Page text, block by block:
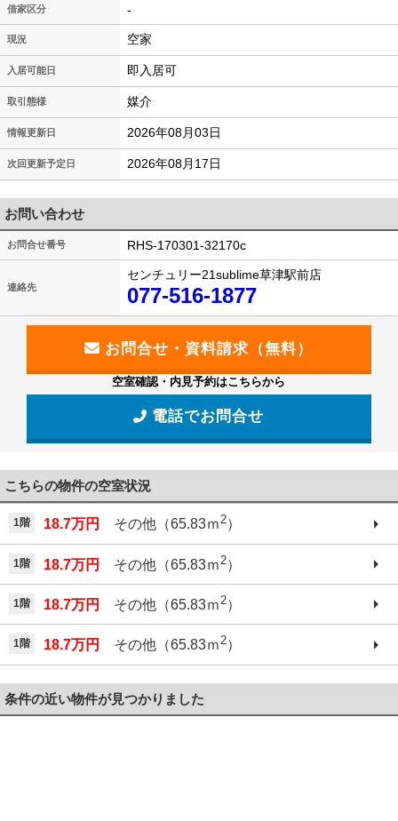
借家区分 -
現況 空家
入居可能日 即入居可
取引態様 媒介
情報更新日 2026年08月03日
次回更新予定日 2026年08月17日
お問い合わせ
お問合せ番号 RHS-170301-32170c
連絡先
センチュリー21sublime草津駅前店
077-516-1877
空室確認・内見予約はこちらから
電話でお問合せ
こちらの物件の空室状況
1階 18.7万円 その他（65.83ｍ2）
1階 18.7万円 その他（65.83ｍ 2）
1階 18.7万円 その他（65.83ｍ 2）
1階 18.7万円 その他（65.83ｍ2）
条件の近い物件が見つかりました